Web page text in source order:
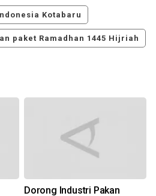
Kotabaru
paket Ramadhan 1445 Hijriah
Dorong Industri Pakan